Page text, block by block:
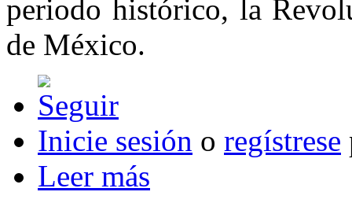
periodo histórico, la
de México.
Inicie sesión o regístrese
Leer más